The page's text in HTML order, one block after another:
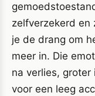
zelfverzekerd en
je de drang om
meer in. Die
na verlies,
voor een leeg